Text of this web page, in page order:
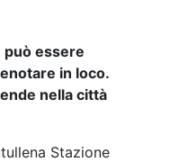
può essere
in loco.
nella città
Stazione